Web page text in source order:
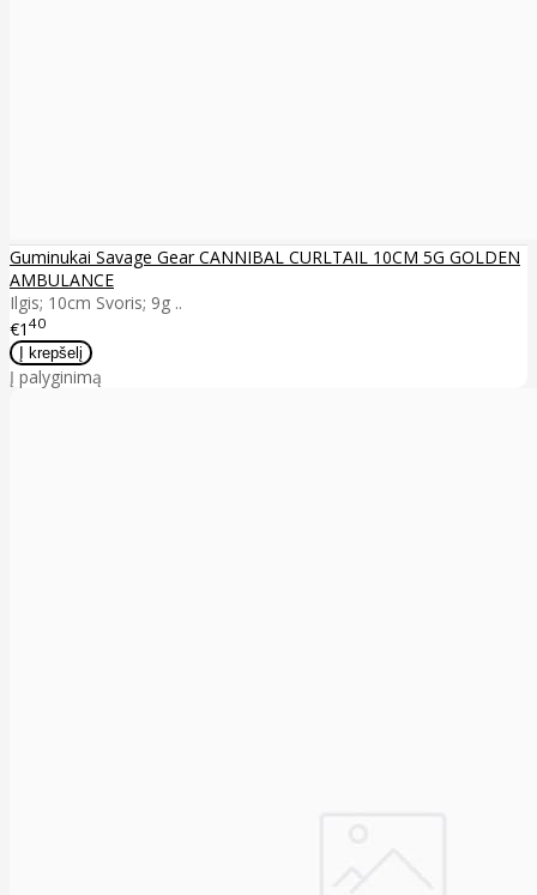
Guminukai Savage Gear CANNIBAL CURLTAIL 10CM 5G GOLDEN
AMBULANCE
Ilgis; 10cm Svoris; 9g ..
€1 40
Į palyginimą